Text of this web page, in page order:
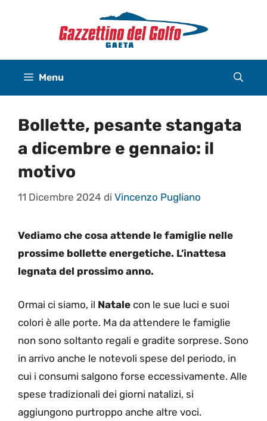
Menu
Bollette, pesante stangata
a dicembre e gennaio: il
motivo
11 Dicembre 2024 di Vincenzo Pugliano
Vediamo che cosa attende le famiglie nelle
prossime bollette energetiche. L’inattesa
legnata del prossimo anno.
Ormai ci siamo, il Natale con le sue luci e suoi
colori è alle porte. Ma da attendere le famiglie
non sono soltanto regali e gradite sorprese. Sono
in arrivo anche le notevoli spese del periodo, in
cui i consumi salgono forse eccessivamente. Alle
spese tradizionali dei giorni natalizi, si
aggiungono purtroppo anche altre voci.